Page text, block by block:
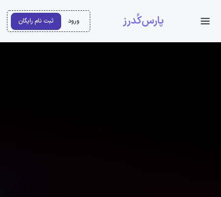
پارس‌کُدرز ورود ثبت نام رایگان